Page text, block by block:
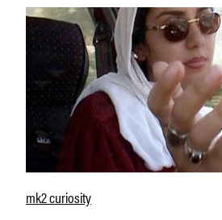
mk2 curiosity